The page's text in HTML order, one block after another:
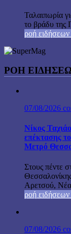
Ταλαιπωρία
το βράδυ της
ροή
ΡΟΉ
07/08/2026
Νίκος
επέκτασης
Μετρό
Στους πέντε
Αρετσού,
ροή
07/08/2026